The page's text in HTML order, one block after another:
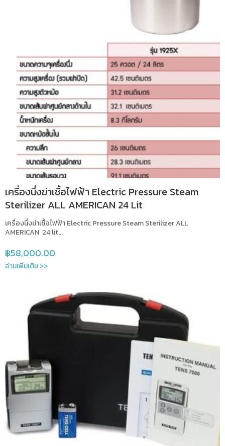
เครื่องนึ่งฆ่าเชื้อไฟฟ้า Electric Pressure Steam
Sterilizer ALL AMERICAN 24 Lit
เครื่องนึ่งฆ่าเชื้อไฟฟ้า Electric Pressure Steam Sterilizer ALL
AMERICAN 24 lit...
฿58,000.00
อ่านเพิ่มเติม >>